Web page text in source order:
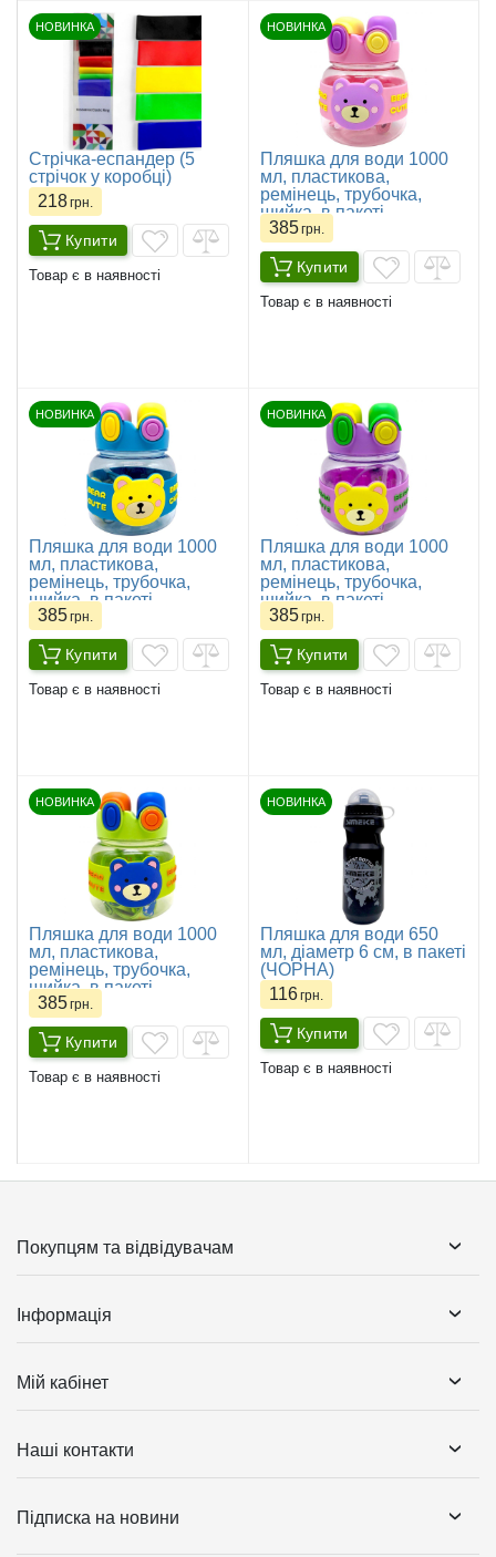
НОВИНКА
Стрічка-еспандер (5
стрічок у коробці)
218грн.
Купити
Товар є в наявності
НОВИНКА
Пляшка для води 1000
мл, пластикова,
ремінець, трубочка,
шийка, в пакеті
(РОЖЕВА)
385грн.
Купити
Товар є в наявності
НОВИНКА
Пляшка для води 1000
мл, пластикова,
ремінець, трубочка,
шийка, в пакеті
(БЛАКИТНА)
385грн.
Купити
Товар є в наявності
НОВИНКА
Пляшка для води 1000
мл, пластикова,
ремінець, трубочка,
шийка, в пакеті
(ФІОЛЕТОВА)
385грн.
Купити
Товар є в наявності
НОВИНКА
Пляшка для води 1000
мл, пластикова,
ремінець, трубочка,
шийка, в пакеті
(ЗЕЛЕНА)
385грн.
Купити
Товар є в наявності
НОВИНКА
Пляшка для води 650
мл, діаметр 6 см, в пакеті
(ЧОРНА)
116грн.
Купити
Товар є в наявності
Покупцям та відвідувачам
Інформація
Мій кабінет
Наші контакти
Підписка на новини